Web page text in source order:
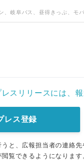
、岐阜バス、昼得きっぷ、モ
レスリリースには、
レス登録
と、広報担当者の連絡
覧できるようになります